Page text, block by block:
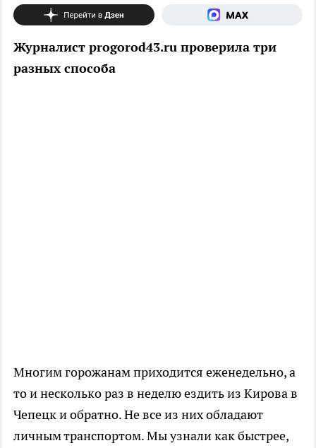
Журналист progorod43.ru проверила три
разных способа
Многим горожанам приходится еженедельно, а
то и несколько раз в неделю ездить из Кирова в
Чепецк и обратно. Не все из них обладают
личным транспортом. Мы узнали как быстрее,